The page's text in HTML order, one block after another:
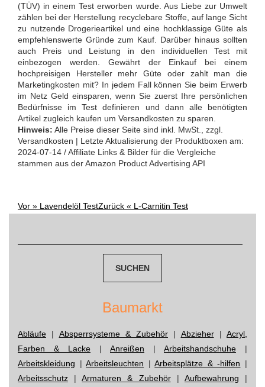
(TÜV) in einem Test erworben wurde. Aus Liebe zur Umwelt
zählen bei der Herstellung recyclebare Stoffe, auf lange Sicht
zu nutzende Drogerieartikel und eine hochklassige Güte als
empfehlenswerte Gründe zum Kauf. Darüber hinaus sollten
auch Preis und Leistung in den individuellen Test mit
einbezogen werden. Gewährt der Einkauf bei einem
hochpreisigen Hersteller mehr Güte oder zahlt man die
Marketingkosten mit? In jedem Fall können Sie beim Erwerb
im Netz Geld einsparen, wenn Sie zuerst Ihre persönlichen
Bedürfnisse im Test definieren und dann alle benötigten
Artikel zugleich kaufen um Versandkosten zu sparen.
Hinweis: Alle Preise dieser Seite sind inkl. MwSt., zzgl.
Versandkosten | Letzte Aktualisierung der Produktboxen am:
2024-07-14 / Affiliate Links & Bilder für die Vergleiche
stammen aus der Amazon Product Advertising API
Post
Vor » Lavendelöl TestZurück « L-Carnitin Test
Baumarkt
Abläufe | Absperrsysteme & Zubehör | Abzieher| Acryl,
Farben & Lacke | Anreißen | Arbeitshandschuhe |
Arbeitskleidung |Arbeitsleuchten |Arbeitsplätze & -hilfen |
Arbeitsschutz |Armaturen & Zubehör| Aufbewahrung |